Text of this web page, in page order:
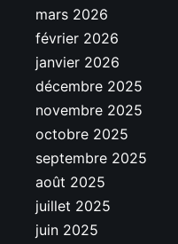
mars 2026
février 2026
janvier 2026
décembre 2025
novembre 2025
octobre 2025
septembre 2025
août 2025
juillet 2025
juin 2025